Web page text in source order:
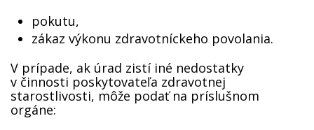
pokutu,
zákaz výkonu zdravotníckeho povolania.
V prípade, ak úrad zistí iné nedostatky
v činnosti poskytovateľa zdravotnej
starostlivosti, môže podať na príslušnom
orgáne: